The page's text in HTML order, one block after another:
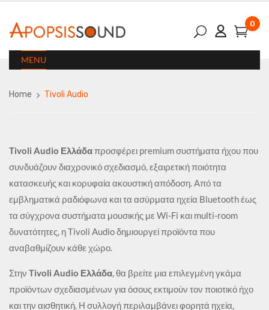
0
MENU
Home Tivoli Audio
Tivoli Audio Ελλάδαπροσφέρει premium συστήματα ήχου που
συνδυάζουν διαχρονικό σχεδιασμό, εξαιρετική ποιότητα
κατασκευής και κορυφαία ακουστική απόδοση. Από τα
εμβληματικά ραδιόφωνα και τα ασύρματα ηχεία Bluetooth έως
τα σύγχρονα συστήματα μουσικής με Wi-Fi και multi-room
δυνατότητες, η Tivoli Audio δημιουργεί προϊόντα που
αναβαθμίζουν κάθε χώρο.
Στην Tivoli Audio Ελλάδα, θα βρείτε μια επιλεγμένη γκάμα
προϊόντων σχεδιασμένων για όσους εκτιμούν τον ποιοτικό ήχο
και την αισθητική. Η συλλογή περιλαμβάνει φορητά ηχεία,